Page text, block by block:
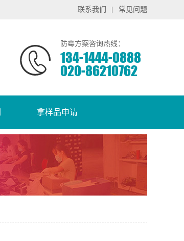
联系我们 常见问题
防霉方案咨询热线：
134-1444-0888
020-86210762
拿样品申请